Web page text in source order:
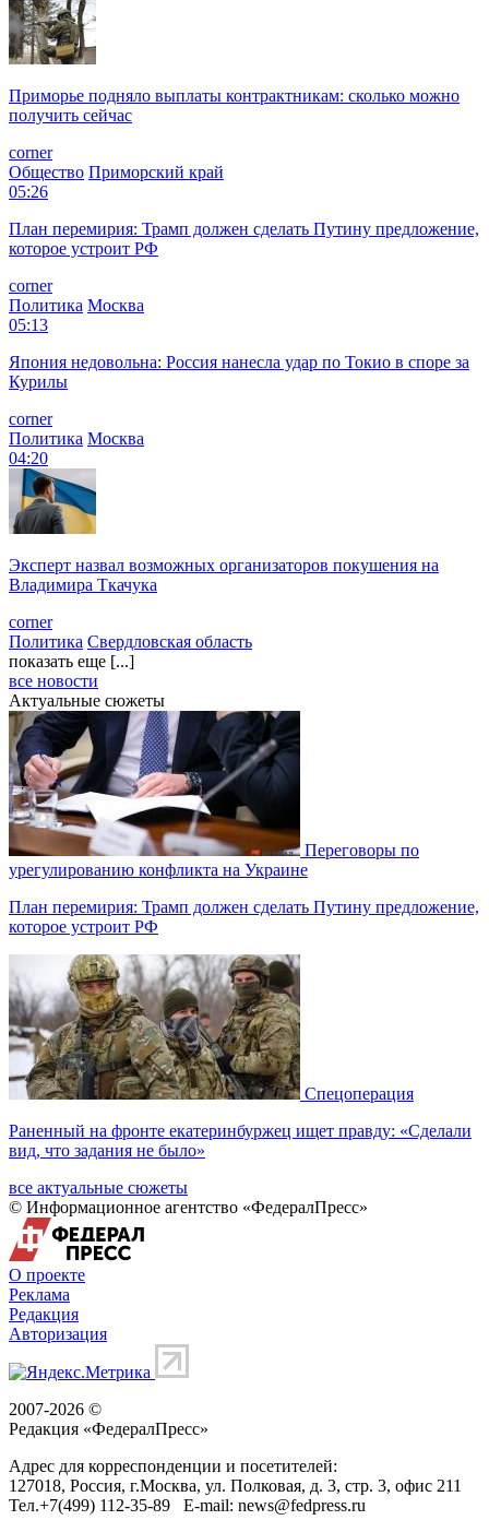
Приморье подняло выплаты контрактникам: сколько можно
получить сейчас
corner
Общество Приморский край
05:26
План перемирия: Трамп должен сделать Путину предложение,
которое устроит РФ
corner
Политика Москва
05:13
Япония недовольна: Россия нанесла удар по Токио в споре за
Курилы
corner
Политика Москва
04:20
Эксперт назвал возможных организаторов покушения на
Владимира Ткачука
corner
Политика Свердловская область
показать еще [...]
все новости
Актуальные сюжеты
Переговоры по
урегулированию конфликта на Украине
План перемирия: Трамп должен сделать Путину предложение,
которое устроит РФ
Спецоперация
Раненный на фронте екатеринбуржец ищет правду: «Сделали
вид, что задания не было»
все актуальные сюжеты
© Информационное агентство «ФедералПресс»
О проекте
Реклама
Редакция
Авторизация
2007-2026 ©
Редакция «ФедералПресс»
Адрес для корреспонденции и посетителей:
127018, Россия, г.Москва, ул. Полковая, д. 3, стр. 3, офис 211
Тел.+7(499) 112-35-89 E-mail: news@fedpress.ru